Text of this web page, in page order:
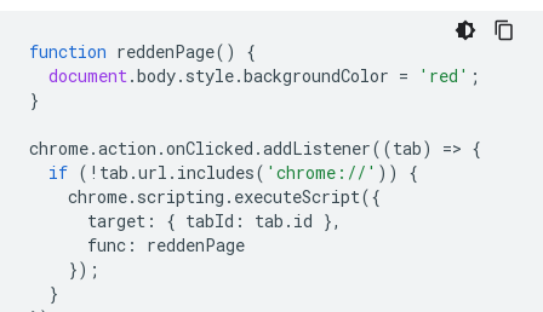
function reddenPage()
{
document .body. style.backgroundColor = 'red' ;
}
chrome.action .onClicked .addListener((tab) => {
if ( ! tab .url . includes( 'chrome://' ))
{
chrome. scripting . executeScript({
target : { tabId : tab . id },
func :
reddenPage
});
}